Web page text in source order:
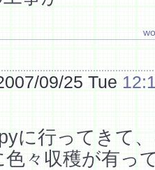
09/25 Tue
に行ってきて
々収穫が有っ